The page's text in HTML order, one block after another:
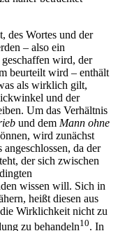
des Wortes und der
– also ein
wird, der
beurteilt wird – enthält
als wirklich gilt,
und der
Um das Verhältnis
und dem Mann ohne
wird zunächst
da der
der sich zwischen
wissen will. Sich in
heißt diesen aus
Wirklichkeit nicht zu
zu behandeln10. In